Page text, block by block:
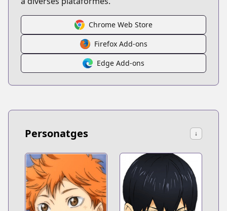
Chrome Web Store
Firefox Add-ons
Edge Add-ons
Personatges ↓